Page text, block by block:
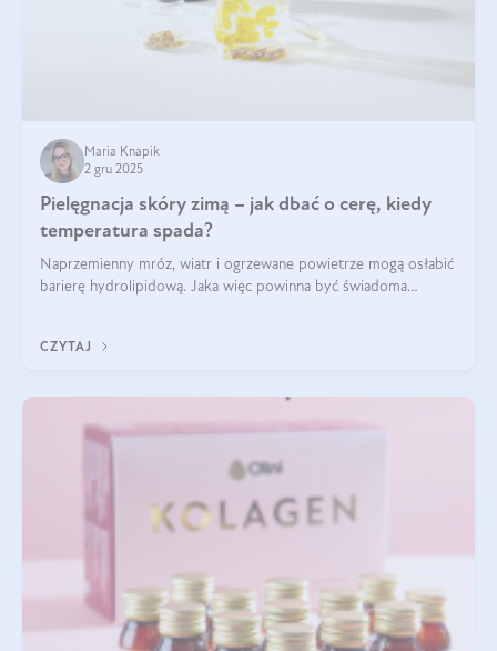
Maria Knapik
2 gru 2025
Pielęgnacja skóry zimą – jak dbać o cerę, kiedy
temperatura spada?
Naprzemienny mróz, wiatr i ogrzewane powietrze mogą osłabić
barierę hydrolipidową. Jaka więc powinna być świadoma
CZYTAJ